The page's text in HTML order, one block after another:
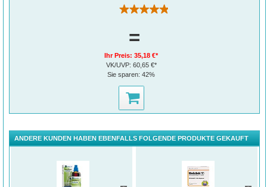
• Schmeckt fruchtig-frisch nach Brombeere
DOSIERUNG UND ANWENDUNGSEMPFEHLUNG:
Es sollte 1x täglich 1 Brausetablette oder 2x täglich je ½ Brausetablette
(entsprechend 600 mg Acetylcystein pro Tag) eingenommen werden.
Die Einnahme sollte nach den Mahlzeiten erfolgen.
(188)
=
Ihr Preis:35,18 €*
VK/UVP: 60,65 €*
Sie sparen:42%
ANDERE KUNDEN HABEN EBENFALLS FOLGENDE PRODUKTE GEKAUFT